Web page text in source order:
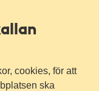
cookies, för att
ska